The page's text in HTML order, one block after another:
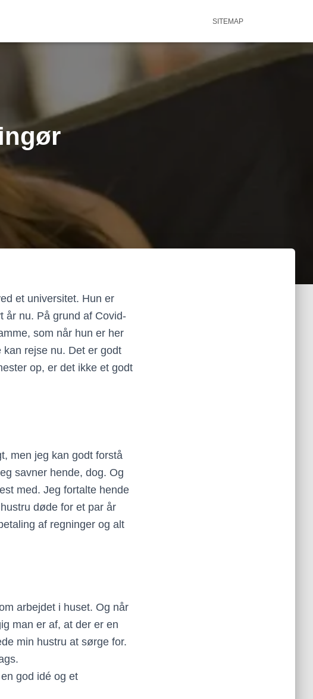
SITEMAP
et universitet. Hun er
år nu. På grund af Covid-
som når hun er her
rejse nu. Det er godt
op, er det ikke et godt
men jeg kan godt forstå
savner hende, dog. Og
med. Jeg fortalte hende
døde for et par år
af regninger og alt
arbejdet i huset. Og når
man er af, at der er en
min hustru at sørge for.
god idé og et